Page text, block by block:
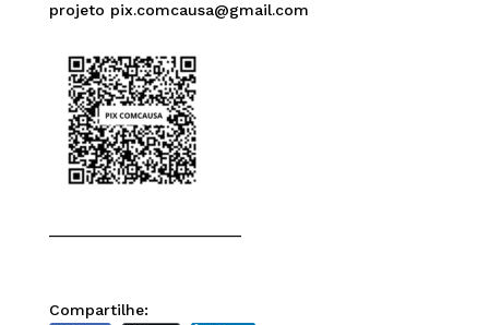
projeto pix.comcausa@gmail.com
Compartilhe: